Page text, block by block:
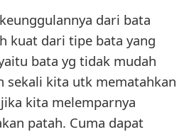
dari bata
kuat dari tipe bata yang
bata yg tidak mudah
sekali kita utk mematahkan
kita melemparnya
patah. Cuma dapat